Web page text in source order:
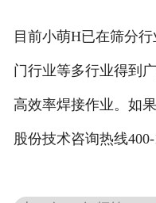
目前小萌H已在筛分
门行业等多行业得到
高效率焊接作业。如
股份技术咨询热线400-